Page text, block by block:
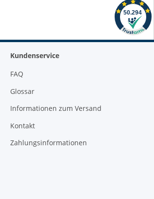
Kundenservice
FAQ
Glossar
Informationen zum Versand
Kontakt
Zahlungsinformationen